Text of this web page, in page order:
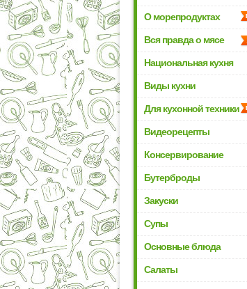
О морепродуктах
Вся правда о мясе
Национальная кухня
Виды кухни
Для кухонной техники
Видеорецепты
Консервирование
Бутерброды
Закуски
Супы
Основные блюда
Салаты